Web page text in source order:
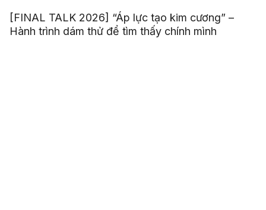
[FINAL TALK 2026] “Áp lực tạo kim cương” –
Hành trình dám thử để tìm thấy chính mình